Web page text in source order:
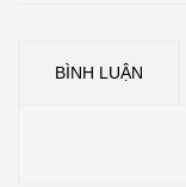
BÌNH LUẬN